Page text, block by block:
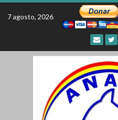
Skip
7 agosto, 2026